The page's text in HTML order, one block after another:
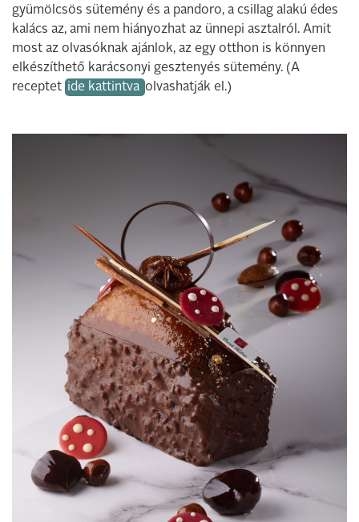
gyümölcsös sütemény és a pandoro, a csillag alakú édes
kalács az, ami nem hiányozhat az ünnepi asztalról. Amit
most az olvasóknak ajánlok, az egy otthon is könnyen
elkészíthető karácsonyi gesztenyés sütemény. (A
receptet ide kattintva olvashatják el.)